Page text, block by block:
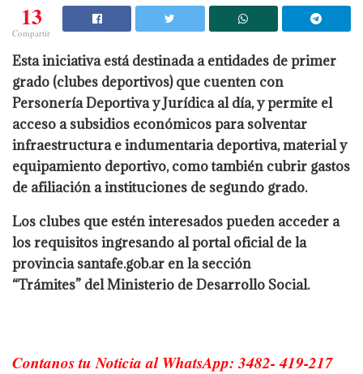
13
Compartir
Esta iniciativa está destinada a entidades de primer
grado (clubes deportivos) que cuenten con
Personería Deportiva y Jurídica al día, y permite el
acceso a subsidios económicos para solventar
infraestructura e indumentaria deportiva, material y
equipamiento deportivo, como también cubrir gastos
de afiliación a instituciones de segundo grado.
Los clubes que estén interesados pueden acceder a
los requisitos ingresando al portal oficial de la
provincia santafe.gob.ar en la sección
“Trámites” del Ministerio de Desarrollo Social.
Contanos tu Noticia al WhatsApp: 3482- 419-217